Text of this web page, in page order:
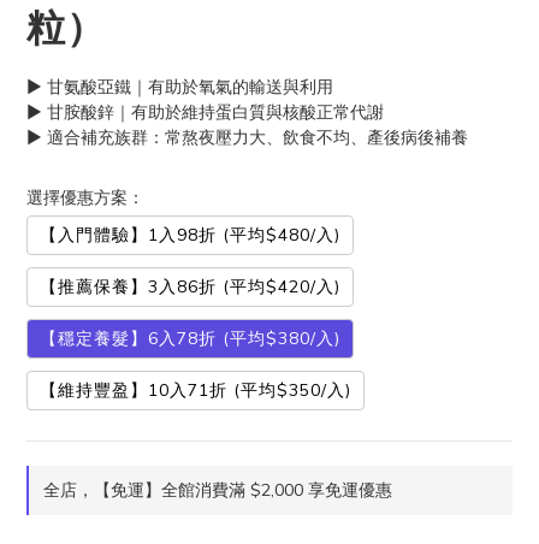
粒）
▶ 甘氨酸亞鐵｜有助於氧氣的輸送與利用
▶ 甘胺酸鋅｜有助於維持蛋白質與核酸正常代謝
▶ 適合補充族群：常熬夜壓力大、飲食不均、產後病後補養
選擇優惠方案：
【入門體驗】1入98折 (平均$480/入)
【推薦保養】3入86折 (平均$420/入)
【穩定養髮】6入78折 (平均$380/入)
【維持豐盈】10入71折 (平均$350/入)
全店，【免運】全館消費滿 $2,000 享免運優惠